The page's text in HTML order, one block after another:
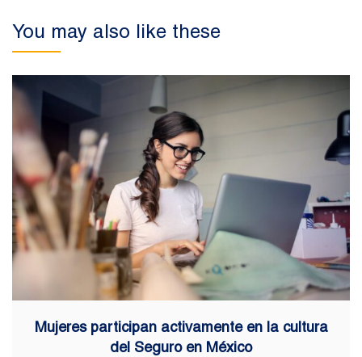
You may also like these
Mujeres participan activamente en la cultura
del Seguro en México